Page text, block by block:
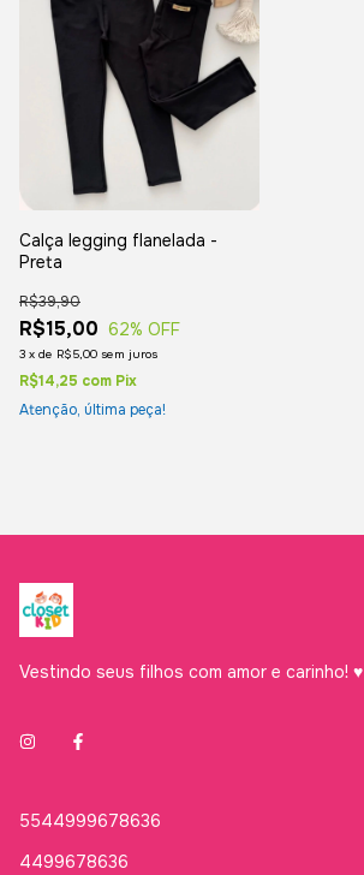
Calça legging flanelada -
Preta
R$15,00
R$39,90
62% OFF
3 x de R$5,00 sem juros
R$14,25 com Pix
Atenção, última peça!
Vestindo seus filhos com amor e carinho! ♥
5544999678636
4499678636